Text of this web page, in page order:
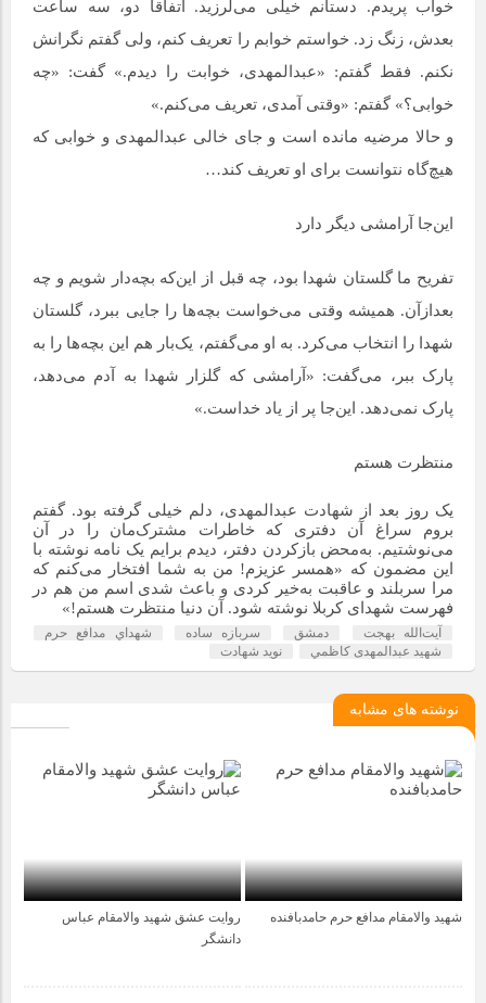
خواب پریدم. دستانم خیلی می‌لرزید. اتفاقا دو، سه ساعت
بعدش، زنگ زد. خواستم خوابم را تعریف کنم، ولی گفتم نگرانش
نکنم. فقط گفتم: «عبدالمهدی، خوابت را دیدم.» گفت: «چه
خوابی؟» گفتم: «وقتی آمدی، تعریف می‌کنم.»
و حالا مرضیه مانده است و جای خالی عبدالمهدی و خوابی که
هیچ‌گاه نتوانست برای او تعریف کند…
این‌جا آرامشی دیگر دارد
تفریح ما گلستان شهدا بود، چه قبل از این‌که بچه‌دار شویم و چه
بعدازآن. همیشه وقتی می‌خواست بچه‌ها را جایی ببرد، گلستان
شهدا را انتخاب می‌کرد. به او می‌گفتم، یک‌بار هم این بچه‌ها را به
پارک ببر، می‌گفت: «آرامشی که گلزار شهدا به آدم می‌دهد،
پارک نمی‌دهد. این‌جا پر از یاد خداست.»
منتظرت هستم
یک روز بعد از شهادت عبدالمهدی، دلم خیلی گرفته بود. گفتم
بروم سراغ آن دفتری که خاطرات مشترک‌مان را در آن
می‌نوشتیم. به‌محض بازکردن دفتر، دیدم برایم یک نامه نوشته با
این مضمون که «همسر عزیزم! من به شما افتخار می‌کنم که
مرا سربلند و عاقبت به‌خیر کردی و باعث شدی اسم من هم در
فهرست شهدای کربلا نوشته شود. آن دنیا منتظرت هستم!»
آیت‌الله بهجت دمشق سربازه ساده
شهداي مدافع حرم
شهيد عبدالمهدی كاظمي
نويد شهادت
نوشته های مشابه
شهید والامقام مدافع حرم حامدبافنده
4 سال قبل
روایت عشق شهید والامقام عباس
دانشگر